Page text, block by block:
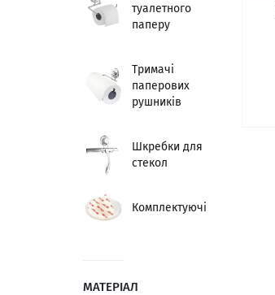
туалетного
паперу
Тримачі
паперових
рушників
Шкребки для
стекол
Комплектуючі
МАТЕРІАЛ